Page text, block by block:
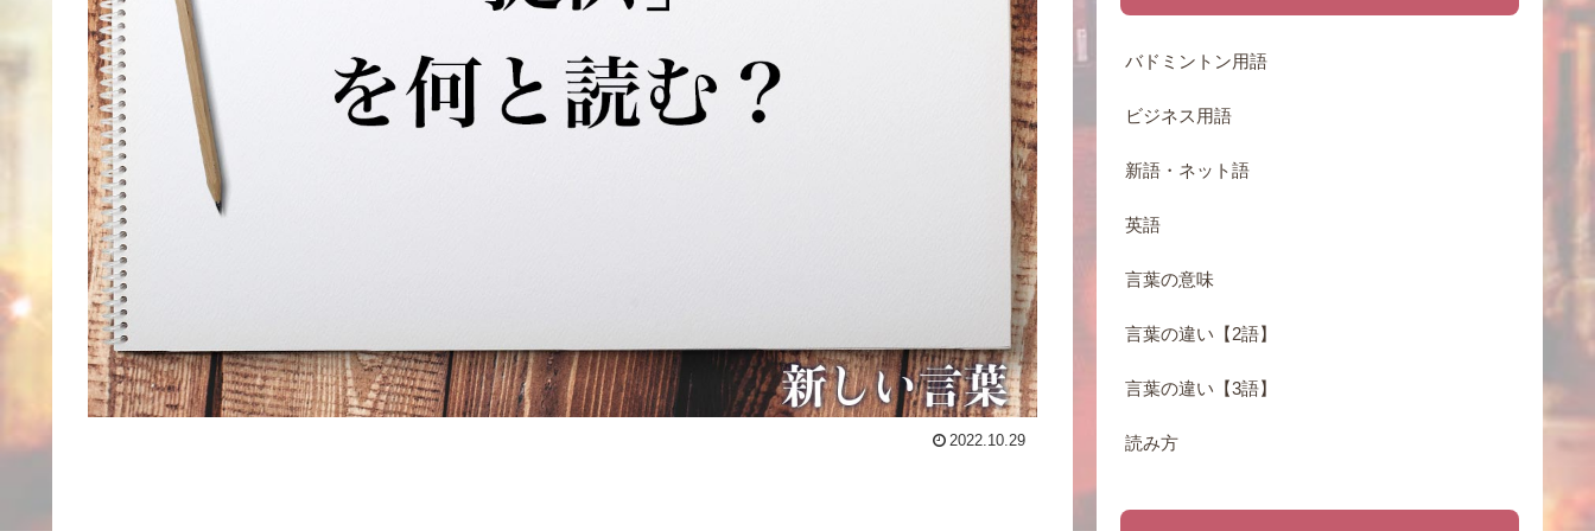
2022.10.29
バドミントン用語
ビジネス用語
新語・ネット語
英語
言葉の意味
言葉の違い【2語】
言葉の違い【3語】
読み方